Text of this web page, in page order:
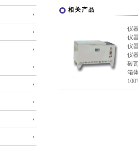
相关产品
仪
仪
仪
仪
砖
箱